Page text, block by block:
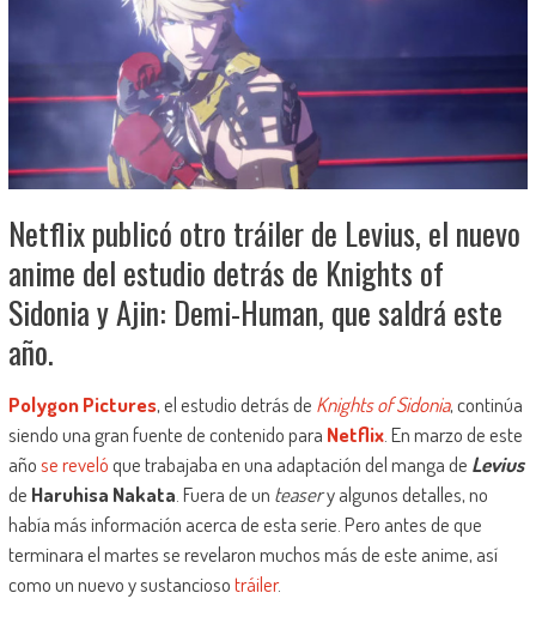
Netflix publicó otro tráiler de Levius, el nuevo
anime del estudio detrás de Knights of
Sidonia y Ajin: Demi-Human, que saldrá este
año.
Polygon Pictures, el estudio detrás de Knights of Sidonia, continúa
siendo una gran fuente de contenido para Netflix. En marzo de este
añose revelóque trabajaba en una adaptación del manga de Levius
de Haruhisa Nakata . Fuera de un teasery algunos detalles, no
había más información acerca de esta serie. Pero antes de que
terminara el martes se revelaron muchos más de este anime, así
como un nuevo y sustanciosotráiler.